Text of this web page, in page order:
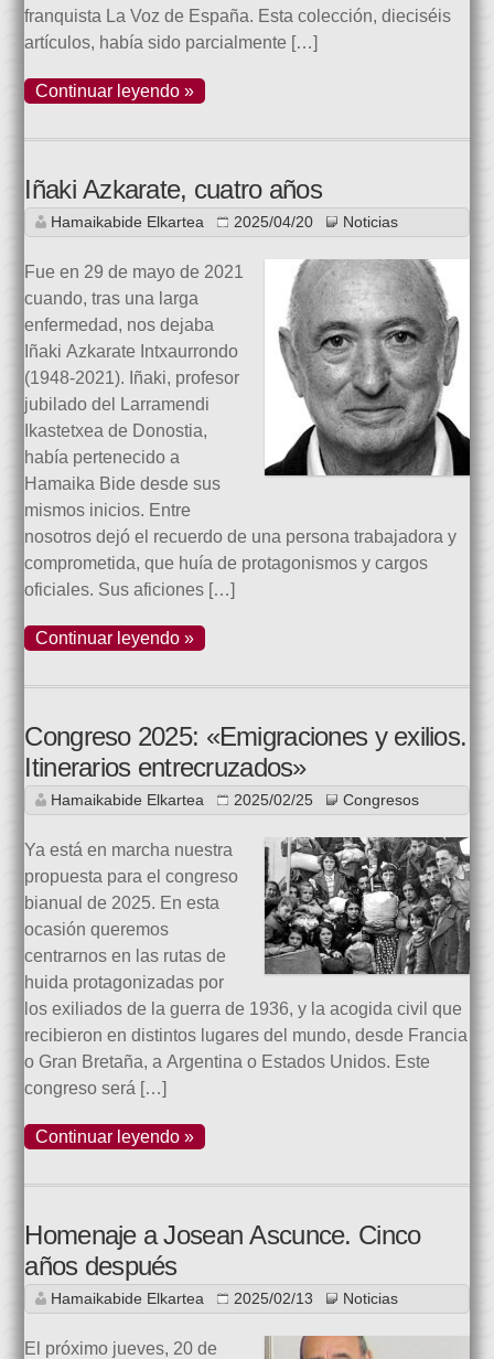
franquista La Voz de España. Esta colección, dieciséis
artículos, había sido parcialmente […]
Continuar leyendo »
Iñaki Azkarate, cuatro años
Hamaikabide Elkartea 2025/04/20 Noticias
Fue en 29 de mayo de 2021
cuando, tras una larga
enfermedad, nos dejaba
Iñaki Azkarate Intxaurrondo
(1948-2021). Iñaki, profesor
jubilado del Larramendi
Ikastetxea de Donostia,
había pertenecido a
Hamaika Bide desde sus
mismos inicios. Entre
nosotros dejó el recuerdo de una persona trabajadora y
comprometida, que huía de protagonismos y cargos
oficiales. Sus aficiones […]
Continuar leyendo »
Congreso 2025: «Emigraciones y exilios.
Itinerarios entrecruzados»
Hamaikabide Elkartea 2025/02/25 Congresos
Ya está en marcha nuestra
propuesta para el congreso
bianual de 2025. En esta
ocasión queremos
centrarnos en las rutas de
huida protagonizadas por
los exiliados de la guerra de 1936, y la acogida civil que
recibieron en distintos lugares del mundo, desde Francia
o Gran Bretaña, a Argentina o Estados Unidos. Este
congreso será […]
Continuar leyendo »
Homenaje a Josean Ascunce. Cinco
años después
Hamaikabide Elkartea 2025/02/13 Noticias
El próximo jueves, 20 de